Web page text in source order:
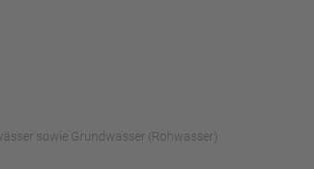
sowie Grundwasser (Rohwasser)